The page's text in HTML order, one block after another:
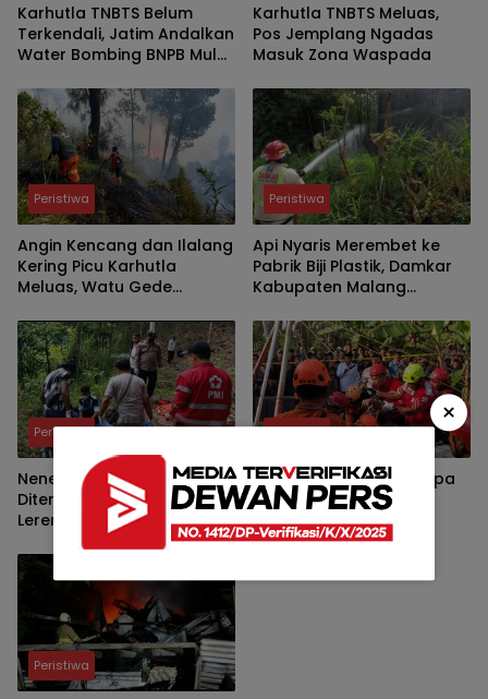
Karhutla TNBTS Belum
Terkendali, Jatim Andalkan
Water Bombing BNPB Mulai
Karhutla TNBTS Meluas,
Pos Jemplang Ngadas
Masuk Zona Waspada
Peristiwa
Angin Kencang dan Ilalang
Kering Picu Karhutla
Meluas, Watu Gede
Peristiwa
Api Nyaris Merembet ke
Pabrik Biji Plastik, Damkar
Kabupaten Malang
Lahan Bambu di Pakis
Peristiwa
Nenek Pencari Kayu Bakar
Ditemukan Meninggal di
Lereng Gunung Tumpeng,
Polisi Pastikan Tak Ada
Tanda Kekerasan
Peristiwa
Mayat Perempuan Tanpa
Identitas Ditemukan
Mengapung di Sumur
Warga Kasri, Polisi Selidiki
Peristiwa
×